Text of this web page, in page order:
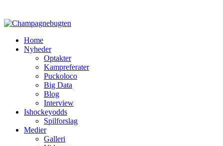
Home
Nyheder
Optakter
Kampreferater
Puckoloco
Big Data
Blog
Interview
Ishockeyodds
Spilforslag
Medier
Galleri